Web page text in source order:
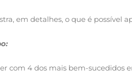
em detalhes, o que é possível
com 4 dos mais bem-sucedidos